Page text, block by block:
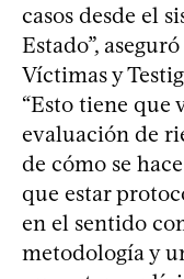
casos desde el
Estado”,
Víctimas y
“Esto tiene que
evaluación de
de cómo se
que estar
en el sentido
metodología y